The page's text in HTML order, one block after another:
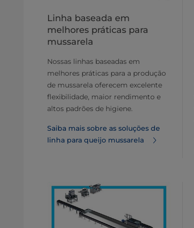
Linha baseada em
melhores práticas para
mussarela
Nossas linhas baseadas em
melhores práticas para a produção
de mussarela oferecem excelente
flexibilidade, maior rendimento e
altos padrões de higiene.
Saiba mais sobre as soluções de
linha para queijo mussarela